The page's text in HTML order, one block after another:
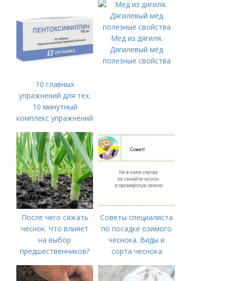
10 главных
упражнений для тех.
10 минутный
комплекс упражнений
времени на спорт
Мед из дягиля.
Дягилевый мёд
полезные свойства
После чего сажать
чеснок. Что влияет
на выбор
предшественников?
Советы специалиста
по посадке озимого
чеснока. Виды и
сорта чеснока